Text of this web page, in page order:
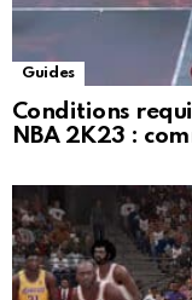
Guides
Conditions
NBA 2K23 :